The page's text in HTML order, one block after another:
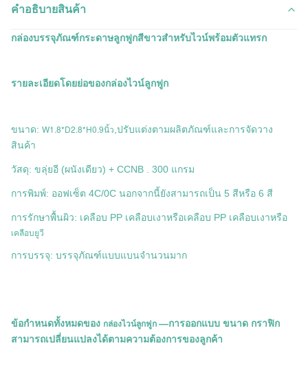
คําอธิบายสินค้า
กล่องบรรจุภัณฑ์กระดาษลูกฟูกสีขาวสำหรับไวน์พร้อมตัวแทรก
รายละเอียดโดยย่อของกล่องไวน์ลูกฟูก
ขนาด: W1.8*D2.8*H0.9นิ้ว ,ปรับแต่งตามผลิตภัณฑ์และการจัดวาง
สินค้า
วัสดุ: ขลุ่ยอี (ผนังเดียว) + CCNB . 300 แกรม
การพิมพ์: ออฟเซ็ต 4C/0C นอกจากนี้ยังสามารถเป็น 5 สีหรือ 6 สี
การรักษาพื้นผิว: เคลือบ PP เคลือบเงาหรือเคลือบ PP เคลือบเงาหรือ
เคลือบยูวี
การบรรจุ: บรรจุภัณฑ์แบบแบนจำนวนมาก
ข้อกำหนดทั้งหมดของ กล่องไวน์ลูกฟูก —การออกแบบ ขนาด กราฟิก
สามารถเปลี่ยนแปลงได้ตามความต้องการของลูกค้า